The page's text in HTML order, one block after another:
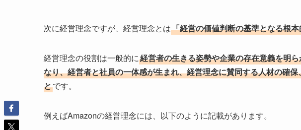
次に経営理念ですが、経営理念とは「経営の価値判断の基準となる根
経営理念の役割は一般的に経営者の生きる姿勢や企業の存在意義を明
なり、経営者と社員の一体感が生まれ、経営理念に賛同する人材の確
とです。
例えばAmazonの経営理念には、以下のように記載があります。